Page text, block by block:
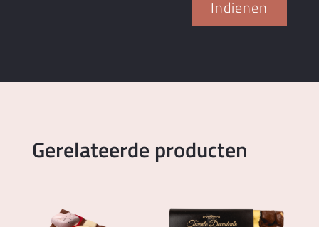
Indienen
Gerelateerde producten